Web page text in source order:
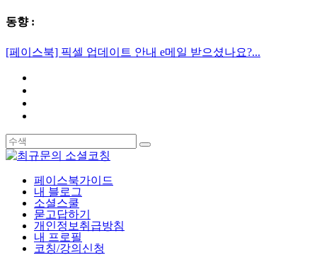
동향 :
[페이스북] 픽셀 업데이트 안내 e메일 받으셨나요?...
페이스북가이드
내 블로그
소셜스쿨
묻고답하기
개인정보취급방침
내 프로필
코칭/강의신청